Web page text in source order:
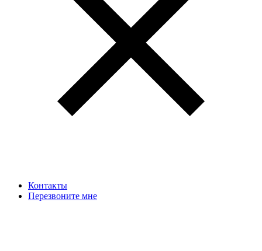
Контакты
Перезвоните мне